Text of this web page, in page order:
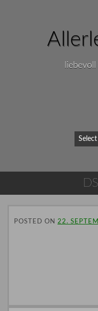
POSTED ON 22.